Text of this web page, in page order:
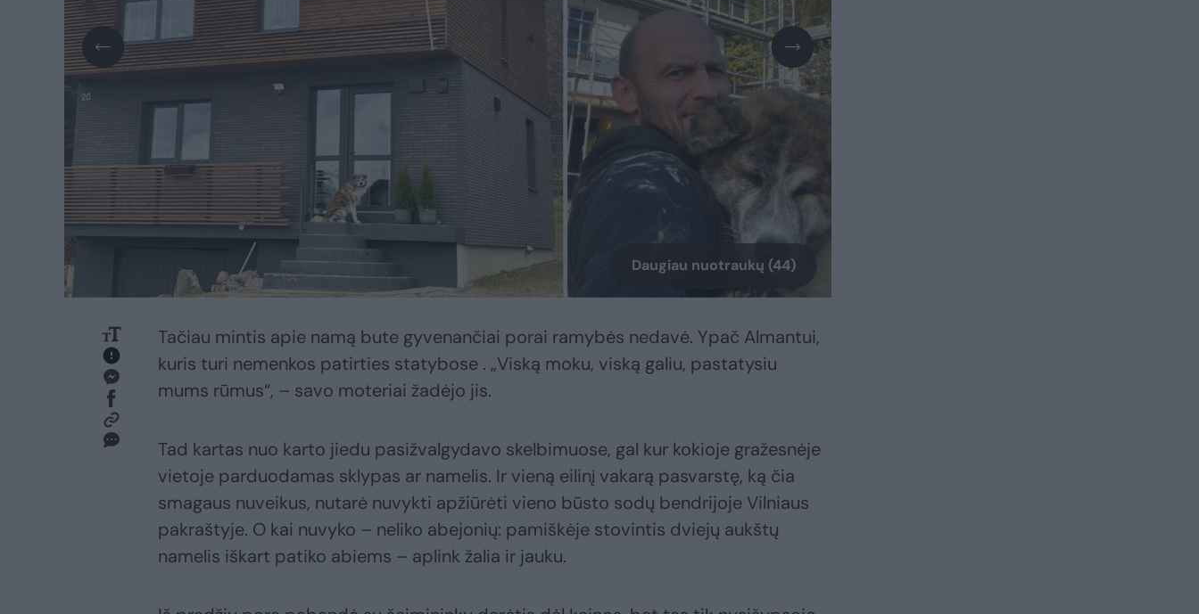
Daugiau nuotraukų (44)
Tačiau mintis apie namą bute gyvenančiai porai ramybės nedavė. Ypač Almantui,
kuris turi nemenkos patirties statybose . „Viską moku, viską galiu, pastatysiu
mums rūmus“, – savo moteriai žadėjo jis.
Tad kartas nuo karto jiedu pasižvalgydavo skelbimuose, gal kur kokioje gražesnėje
vietoje parduodamas sklypas ar namelis. Ir vieną eilinį vakarą pasvarstę, ką čia
smagaus nuveikus, nutarė nuvykti apžiūrėti vieno būsto sodų bendrijoje Vilniaus
pakraštyje. O kai nuvyko – neliko abejonių: pamiškėje stovintis dviejų aukštų
namelis iškart patiko abiems – aplink žalia ir jauku.